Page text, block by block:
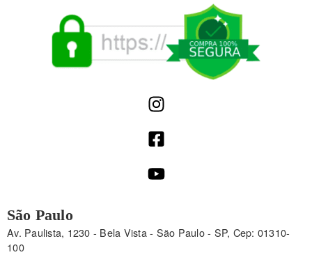
São Paulo
Av. Paulista, 1230 - Bela Vista - São Paulo - SP, Cep: 01310-
100